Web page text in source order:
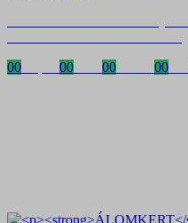
00
00 00 00